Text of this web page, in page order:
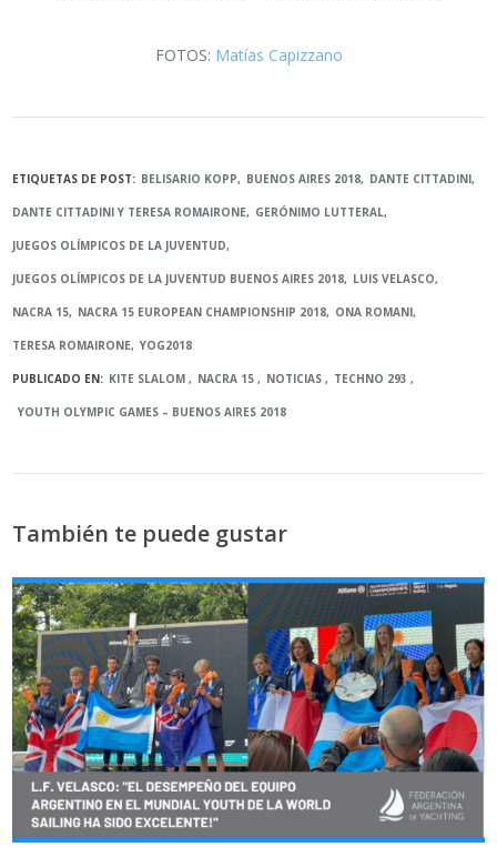
FOTOS: Matías Capizzano
ETIQUETAS DE POST: BELISARIO KOPP BUENOS AIRES 2018 DANTE CITTADINI
DANTE CITTADINI Y TERESA ROMAIRONE GERÓNIMO LUTTERAL
JUEGOS OLÍMPICOS DE LA JUVENTUD
JUEGOS OLÍMPICOS DE LA JUVENTUD BUENOS AIRES 2018 LUIS VELASCO
NACRA 15 NACRA 15 EUROPEAN CHAMPIONSHIP 2018 ONA ROMANI
TERESA ROMAIRONE YOG2018
PUBLICADO EN: KITE SLALOM NACRA 15 NOTICIAS TECHNO 293
YOUTH OLYMPIC GAMES – BUENOS AIRES 2018
También te puede gustar